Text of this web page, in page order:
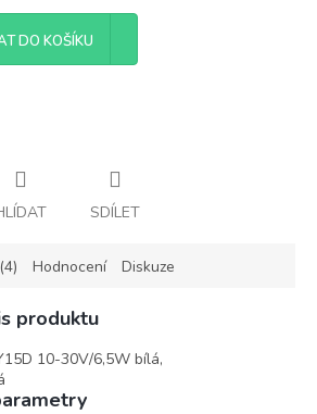
DO KOŠÍKU
SDÍLET
Hodnocení Diskuze
produktu
10-30V/6,5W bílá,